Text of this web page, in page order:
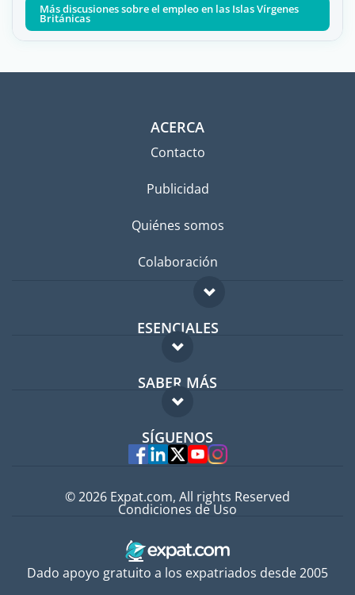
Más discusiones sobre el empleo en las Islas Vírgenes
Británicas
ACERCA
Contacto
Publicidad
Quiénes somos
Colaboración
ESENCIALES
Foro para expatriados
Guía para expatriados
Trabajos en el extranjero
SABER MÁS
FAQ
Expertos
SÍGUENOS
Dado apoyo gratuito a los expatriados desde 2005
© 2026 Expat.com, All rights Reserved
Condiciones de Uso